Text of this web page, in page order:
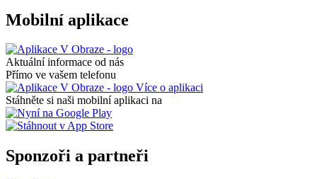
Mobilní aplikace
Aktuální informace od nás
Přímo ve vašem telefonu
Více o aplikaci
Stáhněte si naši mobilní aplikaci na
Sponzoři a partneři